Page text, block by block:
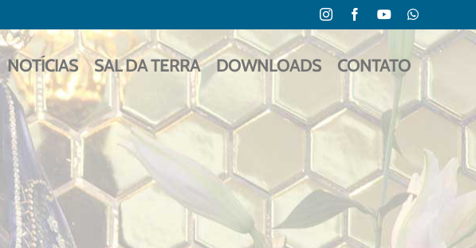
InstagramFacebookYouTubeWhatsApp
NOTÍCIAS SAL DA TERRA DOWNLOADS CONTATO